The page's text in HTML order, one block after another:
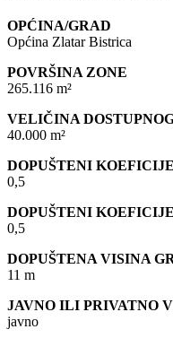
OPĆINA/GRAD
Općina Zlatar Bistrica
POVRŠINA ZONE
265.116 m²
VELIČINA
40.000 m²
DOPUŠTENI
0,5
DOPUŠTENI
0,5
DOPUŠTENA VISINA
11 m
JAVNO ILI PRIVATNO
javno